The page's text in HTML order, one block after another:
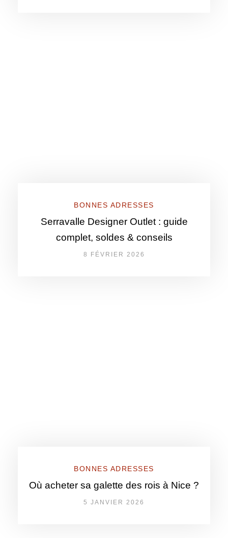
BONNES ADRESSES
Serravalle Designer Outlet : guide
complet, soldes & conseils
8 FÉVRIER 2026
BONNES ADRESSES
Où acheter sa galette des rois à Nice ?
5 JANVIER 2026